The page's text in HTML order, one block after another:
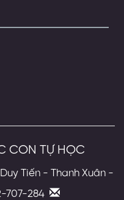
CON TỰ HỌC
Tiến - Thanh Xuân -
707-284